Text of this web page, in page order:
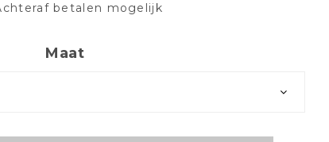
betalen mogelijk
Maat